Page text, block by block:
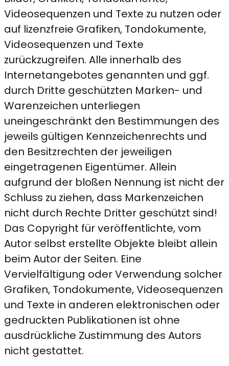
Videosequenzen und Texte zu nutzen oder
auf lizenzfreie Grafiken, Tondokumente,
Videosequenzen und Texte
zurückzugreifen. Alle innerhalb des
Internetangebotes genannten und ggf.
durch Dritte geschützten Marken- und
Warenzeichen unterliegen
uneingeschränkt den Bestimmungen des
jeweils gültigen Kennzeichenrechts und
den Besitzrechten der jeweiligen
eingetragenen Eigentümer. Allein
aufgrund der bloßen Nennung ist nicht der
Schluss zu ziehen, dass Markenzeichen
nicht durch Rechte Dritter geschützt sind!
Das Copyright für veröffentlichte, vom
Autor selbst erstellte Objekte bleibt allein
beim Autor der Seiten. Eine
Vervielfältigung oder Verwendung solcher
Grafiken, Tondokumente, Videosequenzen
und Texte in anderen elektronischen oder
gedruckten Publikationen ist ohne
ausdrückliche Zustimmung des Autors
nicht gestattet.